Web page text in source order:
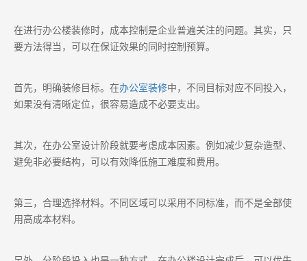
在进行办公楼装修时，成本控制是企业普遍关注的问题。其实，只
要方法得当，可以在保证效果的同时控制预算。
首先，明确装修目标。在办公室装修中，不同目标对应不同投入，
如果没有清晰定位，很容易造成不必要支出。
其次，在办公室设计阶段就要考虑成本因素。例如减少复杂造型、
避免非必要结构，可以有效降低施工难度和费用。
第三，合理选择材料。不同区域可以采用不同标准，而不是全部使
用高成本材料。